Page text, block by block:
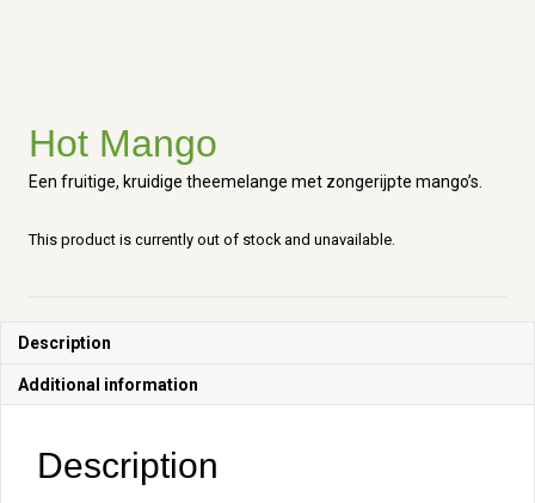
Hot Mango
Een fruitige, kruidige theemelange met zongerijpte mango’s.
This product is currently out of stock and unavailable.
Description
Additional information
Description